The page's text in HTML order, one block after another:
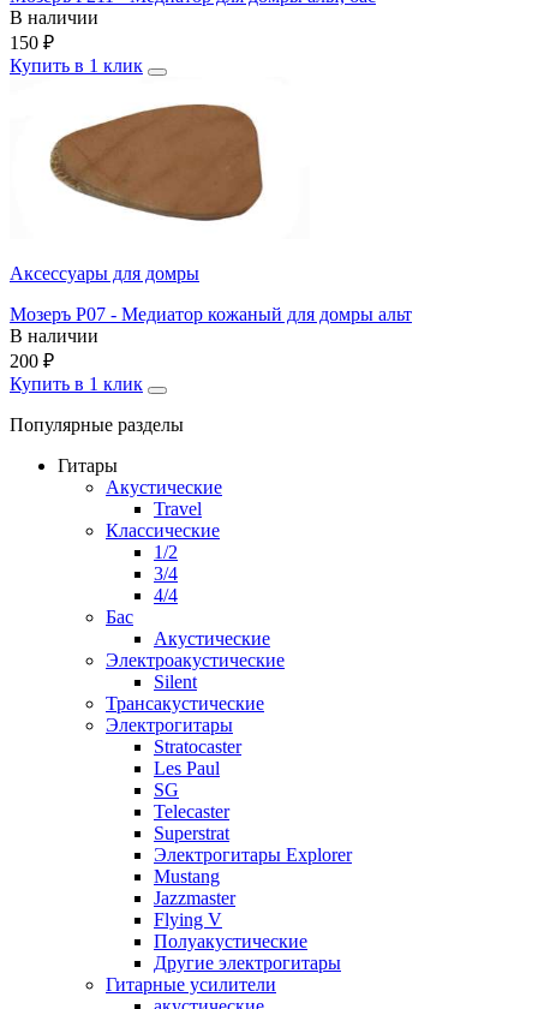
В наличии
150 ₽
Купить в 1 клик
Аксессуары для домры
Мозеръ P07 - Медиатор кожаный для домры альт
В наличии
200 ₽
Купить в 1 клик
Популярные разделы
Гитары
Акустические
Travel
Классические
1/2
3/4
4/4
Бас
Акустические
Электроакустические
Silent
Трансакустические
Электрогитары
Stratocaster
Les Paul
SG
Telecaster
Superstrat
Электрогитары Explorer
Mustang
Jazzmaster
Flying V
Полуакустические
Другие электрогитары
Гитарные усилители